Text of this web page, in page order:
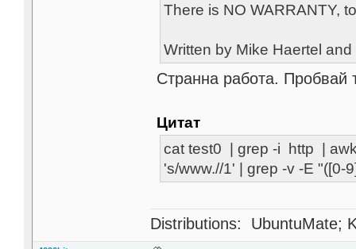
There is NO WARRANTY,
Written by Mike Haertel
Странна работа. Пробвай
Цитат
cat test0 | grep -i http |
's/www.//1' | grep -v -E "([0-
Distributions: UbuntuMate;